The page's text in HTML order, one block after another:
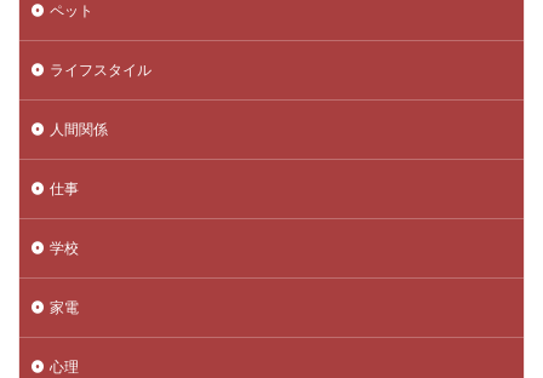
ペット
ライフスタイル
人間関係
仕事
学校
家電
心理